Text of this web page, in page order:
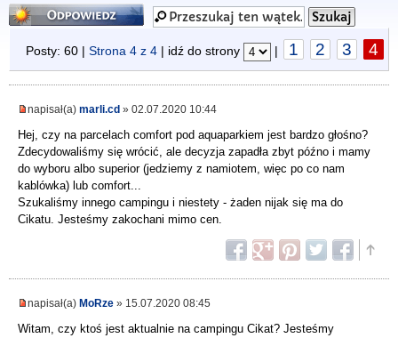
Odpowiedz
Posty: 60 | Strona 4 z 4 | idź do strony | 1 2 3 4
napisał(a) marli.cd » 02.07.2020 10:44
Hej, czy na parcelach comfort pod aquaparkiem jest bardzo głośno?
Zdecydowaliśmy się wrócić, ale decyzja zapadła zbyt późno i mamy
do wyboru albo superior (jedziemy z namiotem, więc po co nam
kablówka) lub comfort...
Szukaliśmy innego campingu i niestety - żaden nijak się ma do
Cikatu. Jesteśmy zakochani mimo cen.
napisał(a) MoRze » 15.07.2020 08:45
Witam, czy ktoś jest aktualnie na campingu Cikat? Jesteśmy